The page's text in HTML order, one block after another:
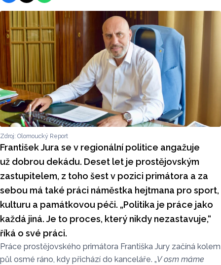
Zdroj: Olomoucký Report
František Jura se v regionální politice angažuje
už dobrou dekádu. Deset let je prostějovským
zastupitelem, z toho šest v pozici primátora a za
sebou má také práci náměstka hejtmana pro sport,
kulturu a památkovou péči. „Politika je práce jako
každá jiná. Je to proces, který nikdy nezastavuje,“
říká o své práci.
Práce prostějovského primátora Františka Jury začíná kolem
půl osmé ráno, kdy přichází do kanceláře. „V osm máme